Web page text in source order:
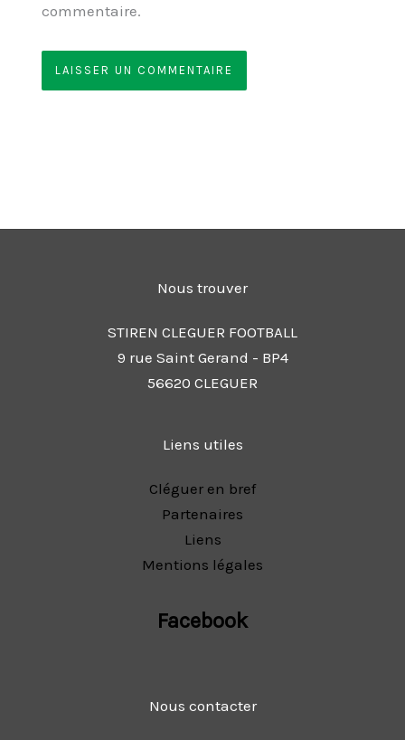
commentaire.
Nous trouver
STIREN CLEGUER FOOTBALL
9 rue Saint Gerand - BP4
56620 CLEGUER
Liens utiles
Cléguer en bref
Partenaires
Liens
Mentions légales
Facebook
Nous contacter